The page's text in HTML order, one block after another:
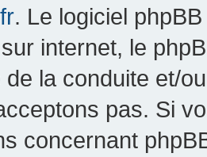
. Le logiciel
internet, le
de la conduite et/
pas. Si
concernant